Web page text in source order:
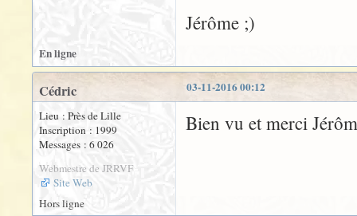
Jérôme ;)
En ligne
03-11-2016 00:12
Cédric
Lieu : Près de Lille
Inscription : 1999
Messages : 6 026
Webmestre de JRRVF
Site Web
Bien vu et merci
Hors ligne